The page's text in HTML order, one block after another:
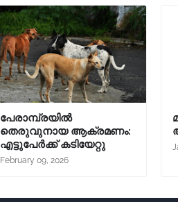
പേരാമ്പ്രയിൽ
തെരുവുനായ ആക്രമണം:
എട്ടുപേർക്ക് കടിയേറ്റു
February 09, 2026